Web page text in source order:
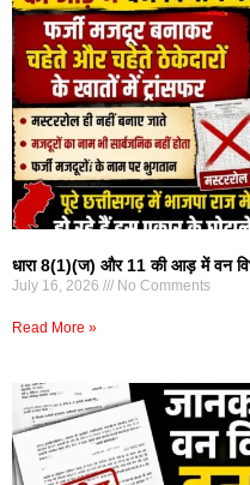
धारा 8(1)(ज) और 11 की आड़ में वन
July 16, 2026 No Comments
Read More »